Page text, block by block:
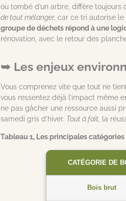
ou tombé d’un arbre, diffère
de tout mélanger, car ce tri autorise le
groupe de déchets répond à une
rénovation, avec le retour des
Les enjeux
Vous comprenez vite que tout ne
vous ressentez déjà l’impact même
ne pas gâcher une ressource aussi
samedi gris d’hiver. Tout à fait, la
Tableau 1, Les principales
CATÉGORIE DE
Bois brut